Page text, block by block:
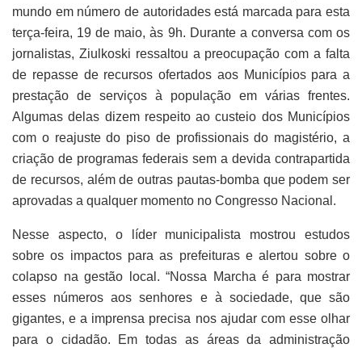
mundo em número de autoridades está marcada para esta
terça-feira, 19 de maio, às 9h. Durante a conversa com os
jornalistas, Ziulkoski ressaltou a preocupação com a falta
de repasse de recursos ofertados aos Municípios para a
prestação de serviços à população em várias frentes.
Algumas delas dizem respeito ao custeio dos Municípios
com o reajuste do piso de profissionais do magistério, a
criação de programas federais sem a devida contrapartida
de recursos, além de outras pautas-bomba que podem ser
aprovadas a qualquer momento no Congresso Nacional.
Nesse aspecto, o líder municipalista mostrou estudos
sobre os impactos para as prefeituras e alertou sobre o
colapso na gestão local. “Nossa Marcha é para mostrar
esses números aos senhores e à sociedade, que são
gigantes, e a imprensa precisa nos ajudar com esse olhar
para o cidadão. Em todas as áreas da administração